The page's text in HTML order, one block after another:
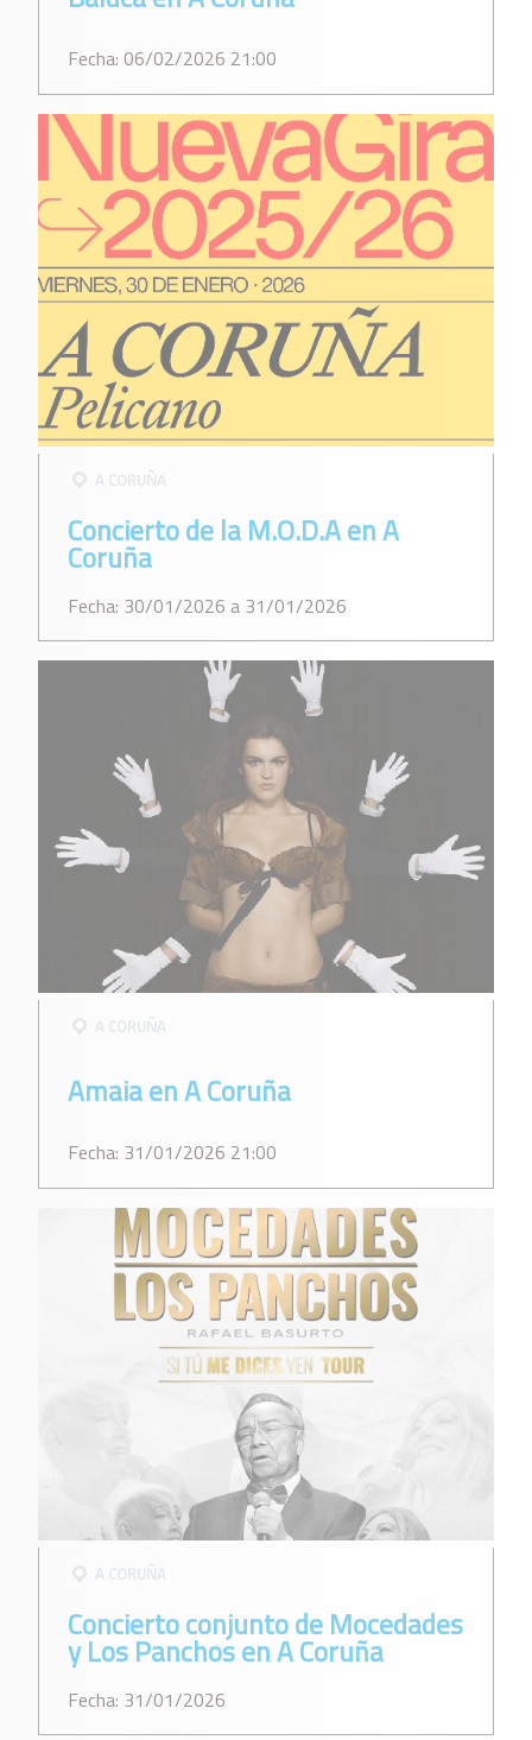
Fecha: 06/02/2026 21:00
A CORUÑA
Concierto de la M.O.D.A en A
Coruña
Fecha: 30/01/2026 a 31/01/2026
A CORUÑA
Amaia en A Coruña
Fecha: 31/01/2026 21:00
A CORUÑA
Concierto conjunto de Mocedades
y Los Panchos en A Coruña
Fecha: 31/01/2026